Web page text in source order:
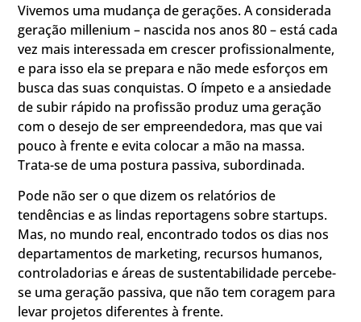
Vivemos uma mudança de gerações. A considerada
geração millenium – nascida nos anos 80 – está cada
vez mais interessada em crescer profissionalmente,
e para isso ela se prepara e não mede esforços em
busca das suas conquistas. O ímpeto e a ansiedade
de subir rápido na profissão produz uma geração
com o desejo de ser empreendedora, mas que vai
pouco à frente e evita colocar a mão na massa.
Trata-se de uma postura passiva, subordinada.
Pode não ser o que dizem os relatórios de
tendências e as lindas reportagens sobre startups.
Mas, no mundo real, encontrado todos os dias nos
departamentos de marketing, recursos humanos,
controladorias e áreas de sustentabilidade percebe-
se uma geração passiva, que não tem coragem para
levar projetos diferentes à frente.